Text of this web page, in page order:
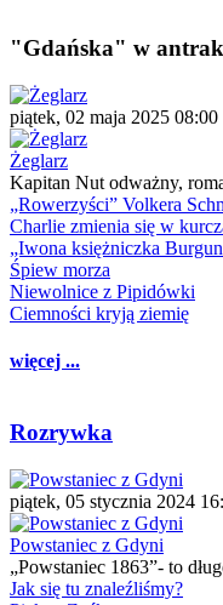
"Gdańska" w
piątek, 02 maja 2025 08:00
Żeglarz
Kapitan Nut odważny,
„Rowerzyści” Volkera
Charlie zmienia się w
„Iwona księżniczka
Śpiew morza
Niewolnice z Pipidówki
Ciemności kryją ziemię
więcej ...
Rozrywka
piątek, 05 stycznia 2024
Powstaniec z Gdyni
„Powstaniec 1863”- to
Jak się tu znaleźliśmy?